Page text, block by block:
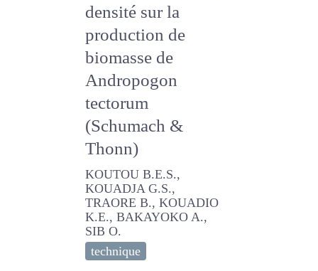
Effet de la
fertilisation et de la
densité sur la
production de
biomasse de
Andropogon
tectorum
(Schumach &
Thonn)
KOUTOU B.E.S., KOUADJA
G.S., TRAORE B., KOUADIO
K.E., BAKAYOKO A., SIB O.